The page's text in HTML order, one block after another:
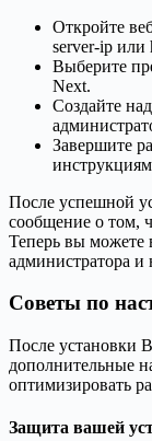
Откройте
server-ip или
Выберите
Next.
Создайте
Завершите
После успешной
сообщение о том,
Теперь вы можете
администратора и
Советы по
После установки
дополнительные
оптимизировать
Защита вашей